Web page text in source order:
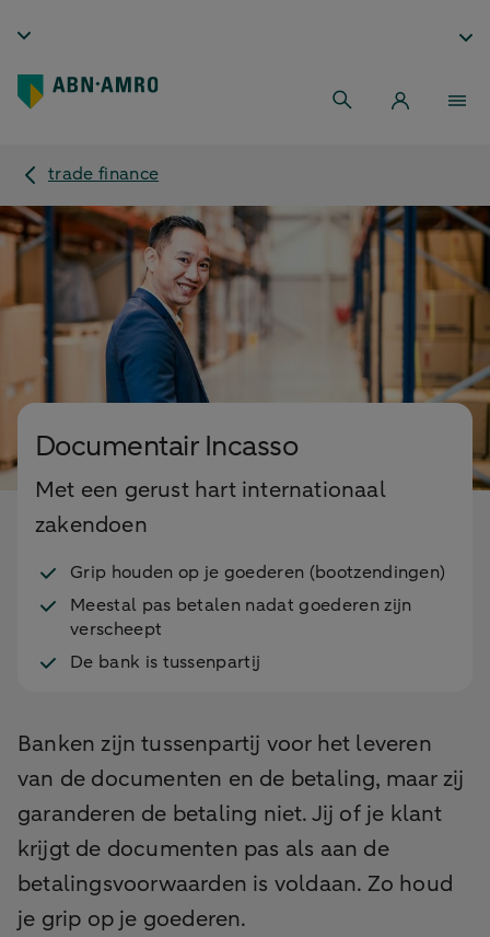
trade finance
Documentair Incasso
Met een gerust hart internationaal
zakendoen
Grip houden op je goederen (bootzendingen)
Meestal pas betalen nadat goederen zijn
verscheept
De bank is tussenpartij
Banken zijn tussenpartij voor het leveren
van de documenten en de betaling, maar zij
garanderen de betaling niet. Jij of je klant
krijgt de documenten pas als aan de
betalingsvoorwaarden is voldaan. Zo houd
je grip op je goederen.